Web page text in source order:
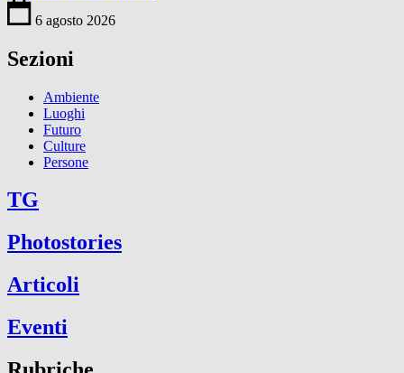
6 agosto 2026
Sezioni
Ambiente
Luoghi
Futuro
Culture
Persone
TG
Photostories
Articoli
Eventi